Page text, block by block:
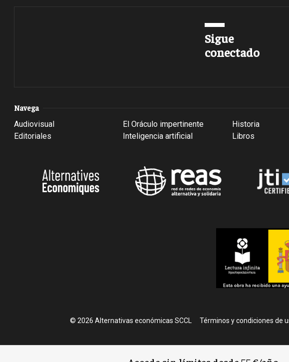
Sigue
conectado
Navega
Audiovisual
Editoriales
El Oráculo impertinente
Inteligencia artificial
Historia
Libros
© 2026 Alternativas económicas SCCL Footer
Términos y condiciones de